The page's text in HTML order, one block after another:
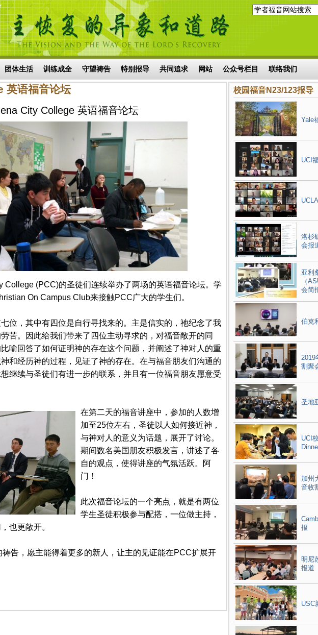
团体生活 训练成全 守望祷告 特别报导 共同追求 网站 公众号栏目 联络我们
英语福音论坛
City College 英语福音论坛
College (PCC)的圣徒们连续举办了两场的英语福音论坛。学
On Campus Club来接触PCC广大的学生们。
位，其中有四位是自行寻找来的。主是信实的，祂纪念了我
苦。因此给我们带来了四位主动寻求的，对福音敞开的同
喻回答了如何证明神的存在这个问题，并阐述了神对人的重
和经历神的过程，见证了神的存在。在与福音朋友们沟通的
继续与圣徒们有进一步的联系，并且有一位福音朋友愿意受
在第二天的福音讲座中，参加的人数增
加至25位左右，圣徒以人如何接近神，
与神对人的意义为话题，展开了讨论。
期间数名美国朋友积极发言，讲述了各
自的观点，使得讲座的气氛活跃。阿
门！
此次福音论坛的一个亮点，就是有两位
学生圣徒积极参与配搭，一位做主持，
也更敞开。
告，愿主能得着更多的新人，让主的见证能在PCC扩展开
校园福音N23/123报导
Yale
UCI
洛杉
会报
亚利
（
会简
伯克
2019
割聚
圣地
UCI
加州
音收
报
明尼
报道
USC